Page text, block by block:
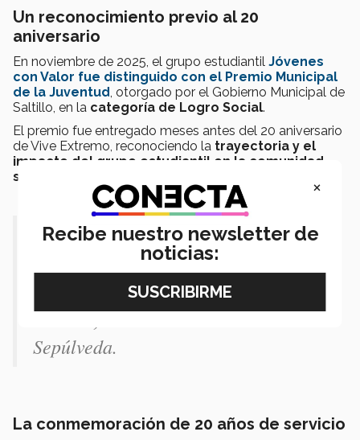
Un reconocimiento previo al 20
aniversario
En noviembre de 2025, el grupo estudiantil Jóvenes
con Valor fue distinguido con el Premio Municipal
de la Juventud , otorgado por el Gobierno Municipal de
Saltillo, en la categoría de Logro Social.
El premio fue entregado meses antes del 20 aniversario
de Vive Extremo, reconociendo la trayectoria y el
impacto del grupo estudiantil en la comunidad
saltillense
Jóvenes con valor es el claro
ejemplo de que si haces las cosas con
amor, puedes dejar huella por
muchos, muchos años". - Ana
Sepúlveda.
La conmemoración de 20 años de servicio
×
Recibe nuestro newsletter de
noticias: